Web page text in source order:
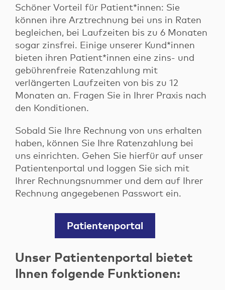
Login
Login für Patienten
Login für Factoringkunden
Kontakt
Schöner Vorteil für Patient*innen: Sie
können ihre Arztrechnung bei uns in Raten
begleichen, bei Laufzeiten bis zu 6 Monaten
sogar zinsfrei. Einige unserer Kund*innen
bieten ihren Patient*innen eine zins- und
gebührenfreie Ratenzahlung mit
verlängerten Laufzeiten von bis zu 12
Monaten an. Fragen Sie in Ihrer Praxis nach
den Konditionen.
Sobald Sie Ihre Rechnung von uns erhalten
haben, können Sie Ihre Ratenzahlung bei
uns einrichten. Gehen Sie hierfür auf unser
Patientenportal und loggen Sie sich mit
Ihrer Rechnungsnummer und dem auf Ihrer
Rechnung angegebenen Passwort ein.
Patientenportal
Unser Patientenportal bietet
Ihnen folgende Funktionen: